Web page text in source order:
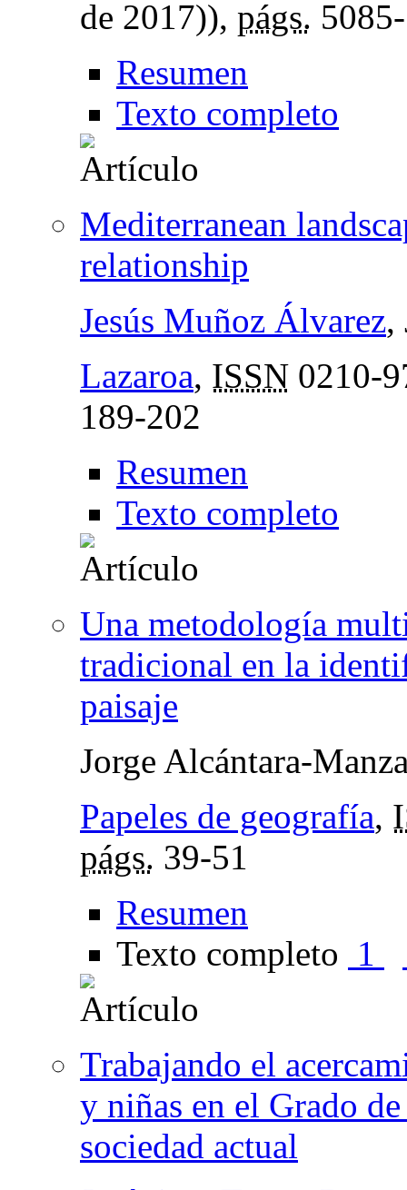
de 2017)), págs.
Resumen
Texto completo
Mediterranean
relationship
Jesús Muñoz Álvarez,
Lazaroa, ISSN 0210-
189-202
Resumen
Texto completo
Una metodología
tradicional en la
paisaje
Jorge Alcántara-
Papeles de geografía,
págs. 39-51
Resumen
Texto completo 1
Trabajando el
y niñas en el Grado
sociedad actual